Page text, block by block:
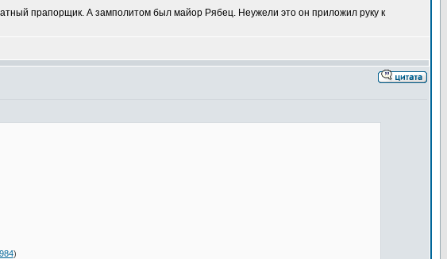
прапорщик. А замполитом был майор Рябец. Неужели это он приложил руку к
)